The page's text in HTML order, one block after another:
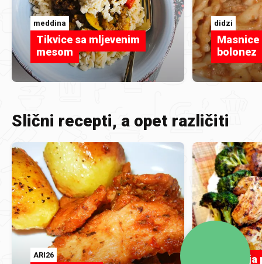
meddina
Tikvice sa mljevenim
mesom
didzi
Masnice
bolonez
Slični recepti, a opet različiti
ARI26